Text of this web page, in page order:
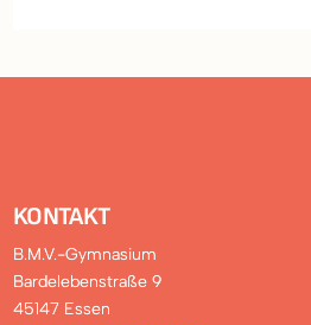
KONTAKT
B.M.V.-Gymnasium
Bardelebenstraße 9
45147 Essen